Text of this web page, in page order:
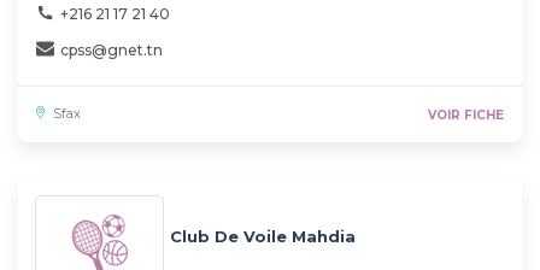
+216 21 17 21 40
cpss@gnet.tn
Sfax VOIR FICHE
Club De Voile Mahdia